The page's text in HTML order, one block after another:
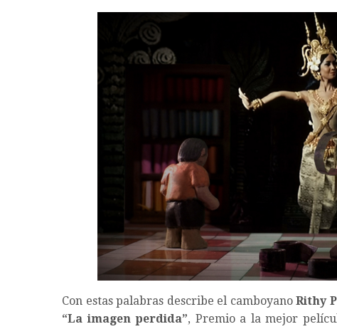
Con estas palabras describe el camboyanoRithy
“La imagen perdida”, Premio a la mejor